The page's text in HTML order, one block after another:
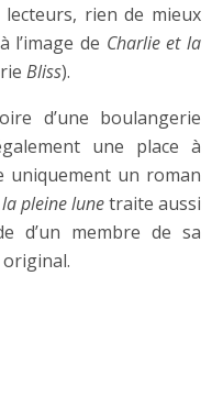
rien de mieux
l’image de Charlie et la
Bliss).
d’une boulangerie
une place à
uniquement un roman
pleine lunetraite aussi
d’un membre de sa